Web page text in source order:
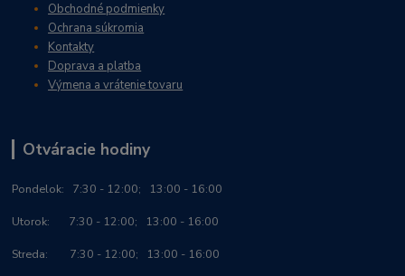
Obchodné podmienky
Ochrana súkromia
Kontakty
Doprava a platba
Výmena a vrátenie tovaru
Otváracie hodiny
Pondelok: 7:30 - 12:00; 13:00 - 16:00
Utorok: 7:30 - 12:00; 13:00 - 16:00
Streda: 7:30 - 12:00; 13:00 - 16:00